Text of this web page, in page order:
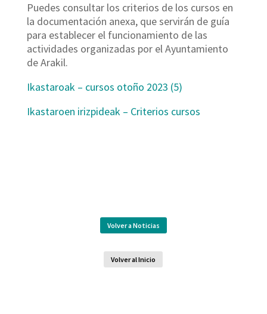
Puedes consultar los criterios de los cursos en
la documentación anexa, que servirán de guía
para establecer el funcionamiento de las
actividades organizadas por el Ayuntamiento
de Arakil.
Ikastaroak – cursos otoño 2023 (5)
Ikastaroen irizpideak – Criterios cursos
Volver a Noticias
Volver al Inicio